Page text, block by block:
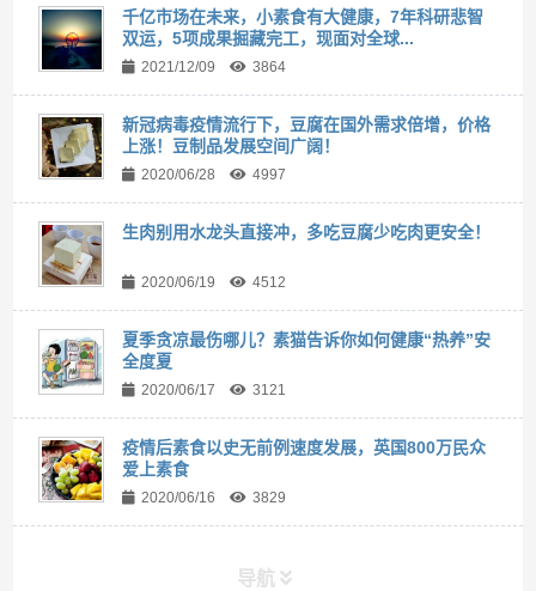
千亿市场在未来，小素食有大健康，7年科研悲智
双运，5项成果掘藏完工，现面对全球...
2021/12/09 3864
新冠病毒疫情流行下，豆腐在国外需求倍增，价格
上涨！豆制品发展空间广阔！
2020/06/28 4997
生肉别用水龙头直接冲，多吃豆腐少吃肉更安全！
2020/06/19 4512
夏季贪凉最伤哪儿？素猫告诉你如何健康“热养”安
全度夏
2020/06/17 3121
疫情后素食以史无前例速度发展，英国800万民众
爱上素食
2020/06/16 3829
导航